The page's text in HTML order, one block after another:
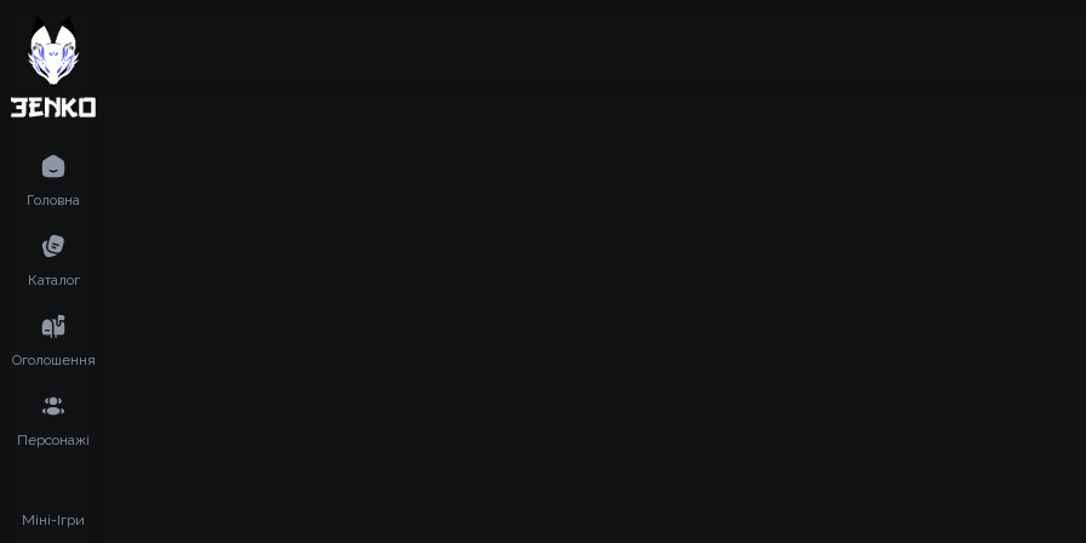
Головна
Каталог
Оголошення
Персонажі
Міні-Ігри